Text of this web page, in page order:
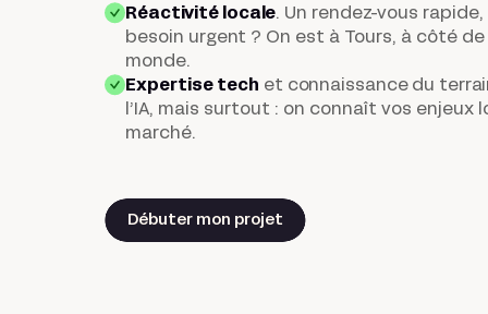
Réactivité locale. Un rendez-vous
besoin urgent ? On est à Tours, à côté
monde.
Expertise tech et connaissance du
l’IA, mais surtout : on connaît vos
marché.
Débuter mon projet